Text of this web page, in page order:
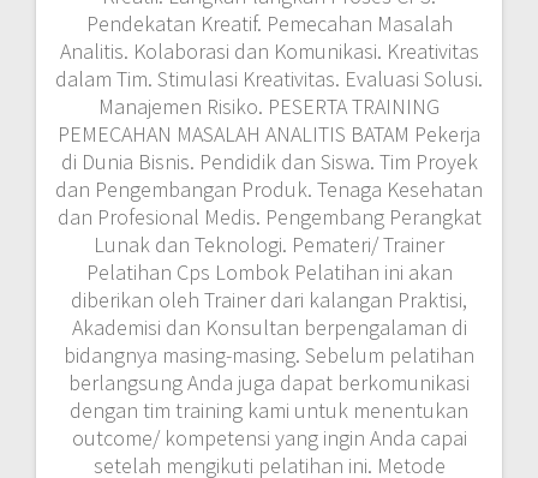
Pendekatan Kreatif. Pemecahan Masalah
Analitis. Kolaborasi dan Komunikasi. Kreativitas
dalam Tim. Stimulasi Kreativitas. Evaluasi Solusi.
Manajemen Risiko. PESERTA TRAINING
PEMECAHAN MASALAH ANALITIS BATAM Pekerja
di Dunia Bisnis. Pendidik dan Siswa. Tim Proyek
dan Pengembangan Produk. Tenaga Kesehatan
dan Profesional Medis. Pengembang Perangkat
Lunak dan Teknologi. Pemateri/ Trainer
Pelatihan Cps Lombok Pelatihan ini akan
diberikan oleh Trainer dari kalangan Praktisi,
Akademisi dan Konsultan berpengalaman di
bidangnya masing-masing. Sebelum pelatihan
berlangsung Anda juga dapat berkomunikasi
dengan tim training kami untuk menentukan
outcome/ kompetensi yang ingin Anda capai
setelah mengikuti pelatihan ini. Metode